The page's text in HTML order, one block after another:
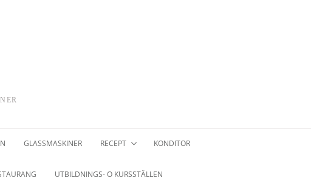
GLASSMASKINER RECEPT KONDITOR
UTBILDNINGS- O KURSSTÄLLEN